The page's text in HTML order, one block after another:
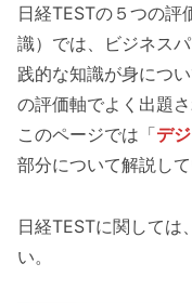
日経TESTの５つの
識）では、ビジネス
践的な知識が身につ
の評価軸でよく出題
このページでは「デ
部分について解説して
日経TESTに関しては
い。